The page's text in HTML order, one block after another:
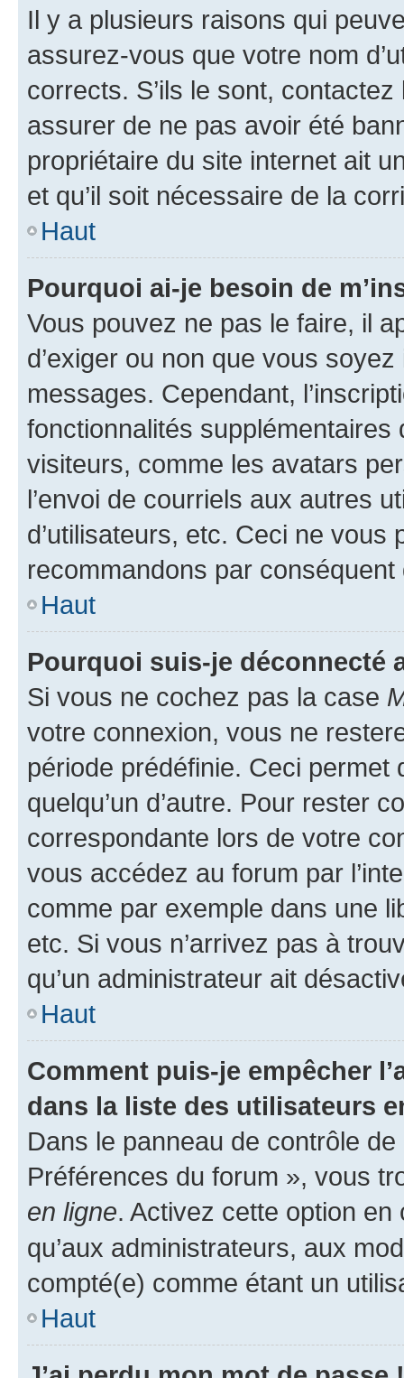
Il y a plusieurs raisons qui
assurez-vous que votre nom
corrects. S’ils le sont,
assurer de ne pas avoir été
propriétaire du site internet ait
et qu’il soit nécessaire de la
Haut
Pourquoi ai-je besoin de
Vous pouvez ne pas le faire, il
d’exiger ou non que vous
messages. Cependant,
fonctionnalités
visiteurs, comme les avatars
l’envoi de courriels aux autres
d’utilisateurs, etc. Ceci ne vous
recommandons par conséquent
Haut
Pourquoi suis-je déconnecté
Si vous ne cochez pas la case
votre connexion, vous ne
période prédéfinie. Ceci permet
quelqu’un d’autre. Pour rester
correspondante lors de votre
vous accédez au forum par
comme par exemple dans une
etc. Si vous n’arrivez pas à
qu’un administrateur ait
Haut
Comment puis-je empêcher
dans la liste des utilisateurs
Dans le panneau de contrôle
Préférences du forum », vous
en ligne. Activez cette option
qu’aux administrateurs, aux
compté(e) comme étant un
Haut